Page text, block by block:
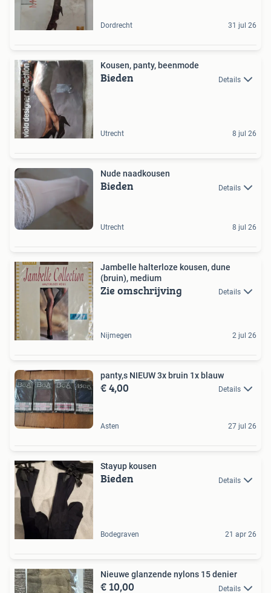
Dordrecht 31 jul 26
Kousen, panty, beenmode
Bieden Details
Utrecht 8 jul 26
Nude naadkousen
Bieden Details
Utrecht 8 jul 26
Jambelle halterloze kousen, dune
(bruin), medium
Zie omschrijving Details
Nijmegen 2 jul 26
panty,s NIEUW 3x bruin 1x blauw
€ 4,00 Details
Asten 27 jul 26
Stayup kousen
Bieden Details
Bodegraven 21 apr 26
Nieuwe glanzende nylons 15 denier
€ 10,00 Details